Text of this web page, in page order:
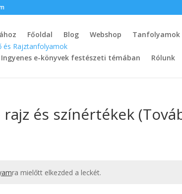
Főoldal Blog Webshop Tanfolyamok
Ingyenes e-könyvek festészeti témában Rólunk
és színértékek
ra mielőtt elkezded a leckét.